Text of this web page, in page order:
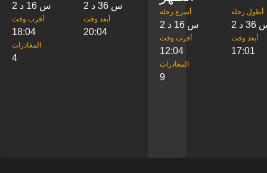
2 س 16 د 2 س 36 د
‎أقرب وقت
18:04
‎أبعد وقت
20:04
‎المغادرات
4
‎أسرع رحلة
2 س 16 د
‎أطول رحلة
36 د
‎أقرب وقت
12:04
‎أبعد وقت
17:01
‎المغادرات
9